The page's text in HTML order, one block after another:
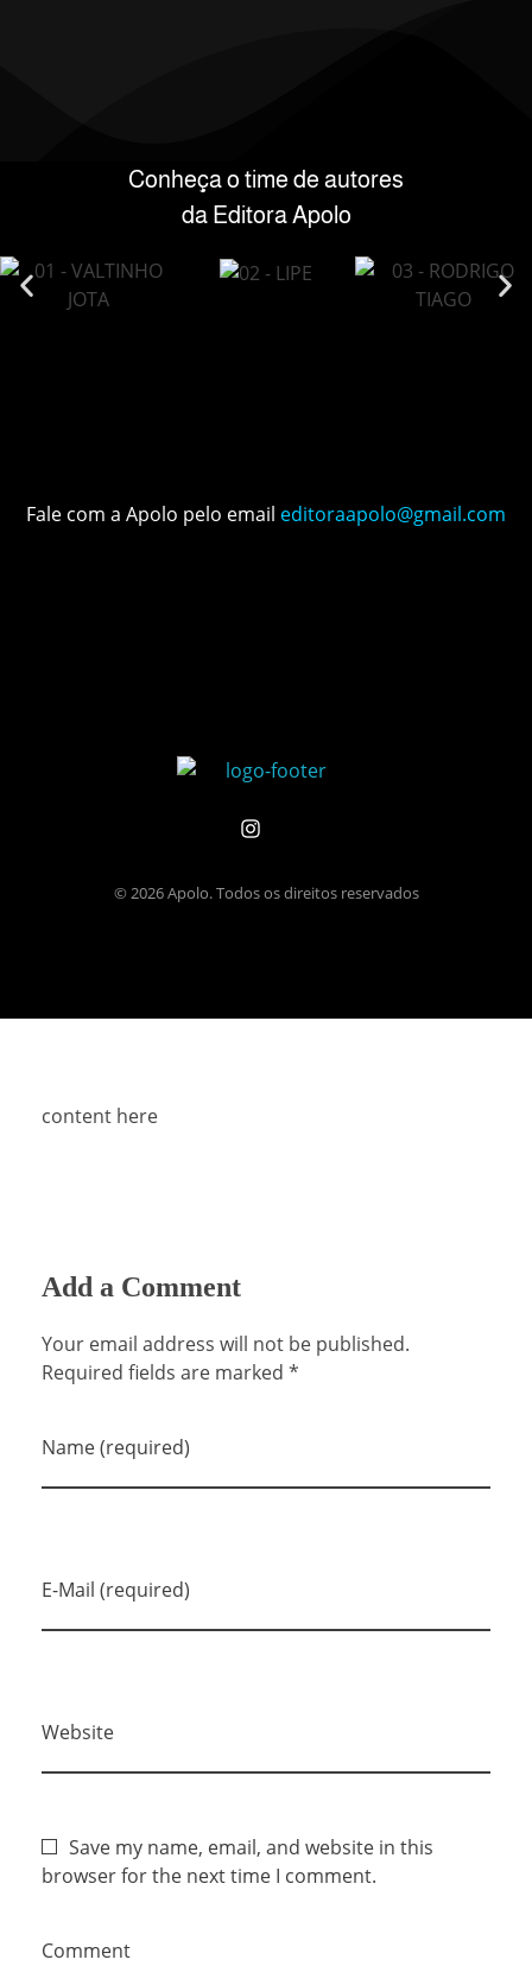
Conheça o time de autores
da Editora Apolo
Fale com a Apolo pelo email editoraapolo@gmail.com
© 2026 Apolo. Todos os direitos reservados
content here
Add a Comment
Your email address will not be published.
Required fields are marked *
Name (required)
E-Mail (required)
Website
Save my name, email, and website in this
browser for the next time I comment.
Comment